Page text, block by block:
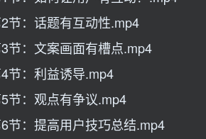
节：话题有互动性.mp4
节：文案画面有槽点.mp4
节：利益诱导.mp4
节：观点有争议.mp4
节：提高用户技巧总结.mp4